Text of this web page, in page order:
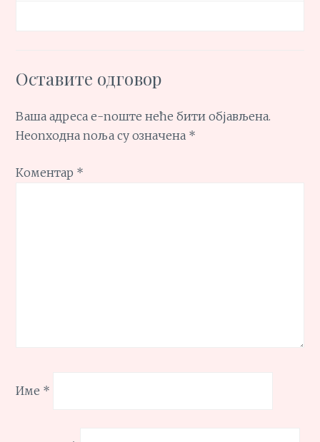
Оставите одговор
Ваша адреса е-поште неће бити објављена.
Неопходна поља су означена *
Коментар *
Име *